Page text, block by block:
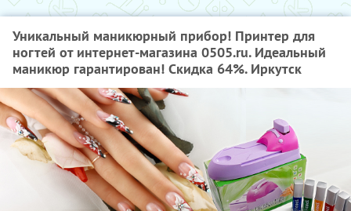
Уникальный маникюрный прибор! Принтер для
ногтей от интернет-магазина 0505.ru. Идеальный
маникюр гарантирован! Скидка 64%. Иркутск